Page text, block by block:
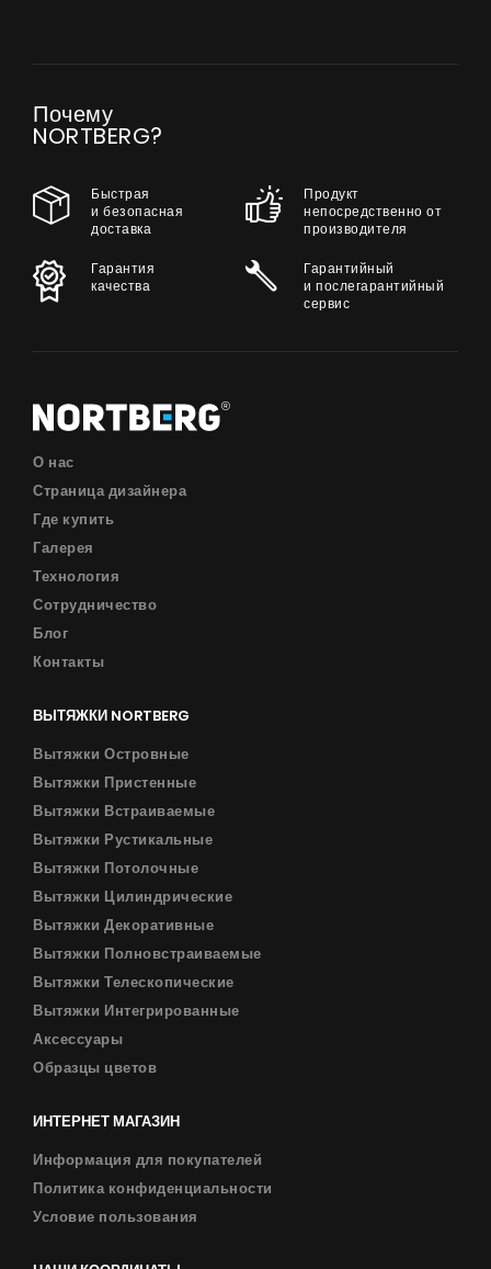
Почему
NORTBERG?
Быстрая
и безопасная
доставка
Продукт
непосредственно от
производителя
Гарантия
качества
Гарантийный
и послегарантийный
сервис
О нас
Страница дизайнера
Где купить
Галерея
Технология
Сотрудничество
Блог
Контакты
ВЫТЯЖКИ NORTBERG
Вытяжки Островные
Вытяжки Пристенные
Вытяжки Встраиваемые
Вытяжки Рустикальные
Вытяжки Потолочные
Вытяжки Цилиндрические
Вытяжки Декоративные
Вытяжки Полновстраиваемые
Вытяжки Телескопические
Вытяжки Интегрированные
Аксессуары
Образцы цветов
ИНТЕРНЕТ МАГАЗИН
Информация для покупателей
Политика конфиденциальности
Условие пользования